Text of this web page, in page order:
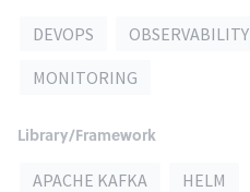
DEVOPS OBSERVABILITY
MONITORING
Library/Framework
APACHE KAFKA HELM